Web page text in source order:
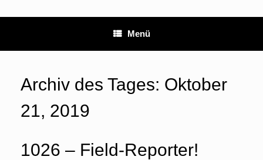
Menü
Archiv des Tages: Oktober
21, 2019
1026 – Field-Reporter!